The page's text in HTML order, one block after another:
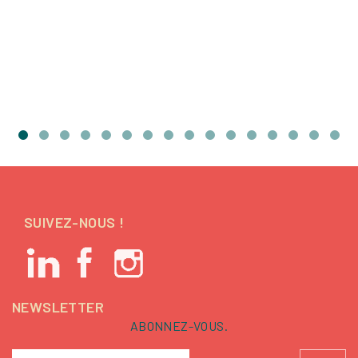
SUIVEZ-NOUS !
NEWSLETTER
ABONNEZ-VOUS.